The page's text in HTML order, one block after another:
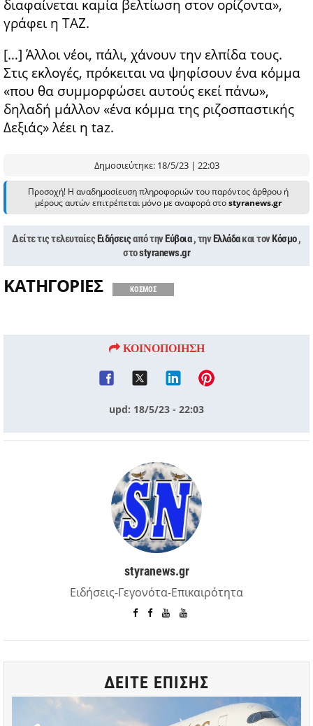
διαφαίνεται καμία βελτίωση στον ορίζοντα»,
γράφει η TAZ.
[…] Άλλοι νέοι, πάλι, χάνουν την ελπίδα τους.
Στις εκλογές, πρόκειται να ψηφίσουν ένα κόμμα
«που θα συμμορφώσει αυτούς εκεί πάνω»,
δηλαδή μάλλον «ένα κόμμα της ριζοσπαστικής
Δεξιάς» λέει η taz.
Δημοσιεύτηκε: 18/5/23 | 22:03
Προσοχή! Η αναδημοσίευση πληροφοριών του παρόντος άρθρου ή
μέρους αυτών επιτρέπεται μόνο με αναφορά στοstyranews.gr
Δείτε τις τελευταίεςΕιδήσειςαπό τηνΕύβοια , τηνΕλλάδακαι τονΚόσμο,
στοstyranews.gr
ΚΑΤΗΓΟΡΙΕΣ ΚΟΣΜΟΣ
ΚΟΙΝΟΠΟΙΗΣΗ
upd: 18/5/23 - 22:03
styranews.gr
Ειδήσεις-Γεγονότα-Επικαιρότητα
ΔΕΙΤΕ ΕΠΙΣΗΣ